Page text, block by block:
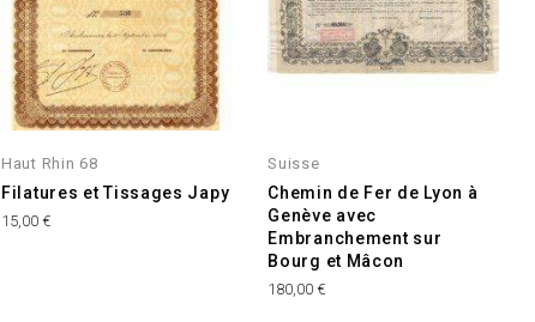
Haut Rhin 68
Filatures et Tissages Japy
Prix
15,00 €
Suisse
Chemin de Fer de Lyon à
Genève avec
Embranchement sur
Bourg et Mâcon
Prix
180,00 €